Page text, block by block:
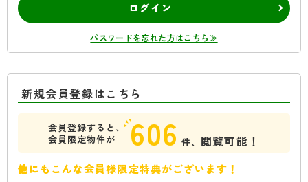
ログイン
パスワードを忘れた方はこちら≫
新規会員登録はこちら
会員登録すると、
会員限定物件が
606 件、 閲覧可能！
他にもこんな会員様限定特典がございます！